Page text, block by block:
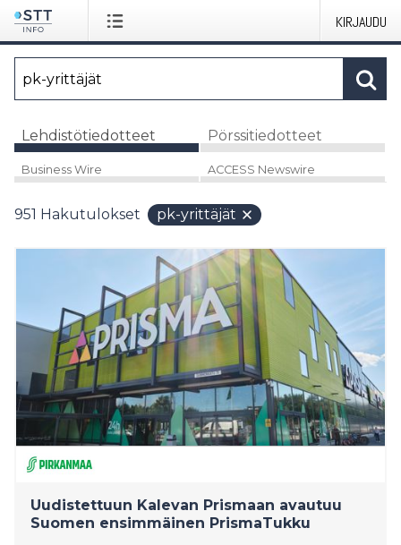
KIRJAUDU
Lehdistötiedotteet Pörssitiedotteet
Business Wire ACCESS Newswire
951 Hakutulokset pk-yrittäjät
Uudistettuun Kalevan Prismaan avautuu
Suomen ensimmäinen PrismaTukku